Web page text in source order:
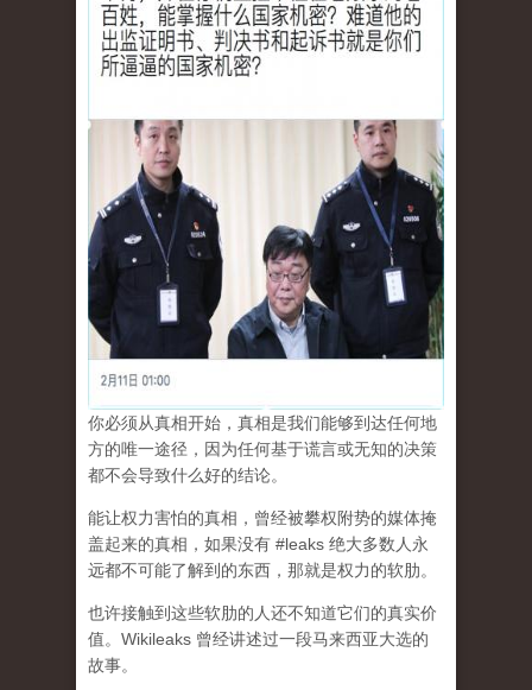
你必须从真相开始，真相是我们能够到达任何地
方的唯一途径，因为任何基于谎言或无知的决策
都不会导致什么好的结论。
能让权力害怕的真相，曾经被攀权附势的媒体掩
盖起来的真相，如果没有 #leaks 绝大多数人永
远都不可能了解到的东西，那就是权力的软肋。
也许接触到这些软肋的人还不知道它们的真实价
值。Wikileaks 曾经讲述过一段马来西亚大选的
故事。